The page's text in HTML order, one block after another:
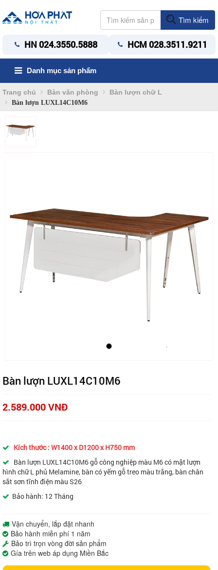
Tìm kiếm
HN 024.3550.5888 HCM 028.3511.9211
Danh mục sản phẩm
Trang chủ Bàn văn phòng Bàn lượn chữ L
Bàn lượn LUXL14C10M6
Bàn lượn LUXL14C10M6
2.589.000 VNĐ
Kích thước : W1400 x D1200 x H750 mm
Bàn lượn LUXL14C10M6 gỗ công nghiệp màu M6 có mặt lượn
hình chữ L phủ Melamine, bàn có yếm gỗ treo màu trắng, bàn chân
sắt sơn tĩnh điện màu S26
Bảo hành: 12 Tháng
Vận chuyển, lắp đặt nhanh
Bảo hành miễn phí 1 năm
Bảo trì trọn vòng đời sản phẩm
Gía trên web áp dụng Miền Bắc